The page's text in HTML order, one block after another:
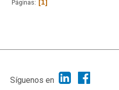
Páginas 1
|
Síguenos en